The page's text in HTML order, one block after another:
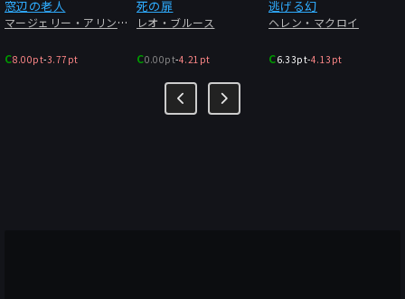
窓辺の老人
マージェリー・アリンガム
C8.00pt-3.77pt
死の扉
レオ・ブルース
C0.00pt-4.21pt
逃げる幻
ヘレン・マクロイ
C6.33pt-4.13pt